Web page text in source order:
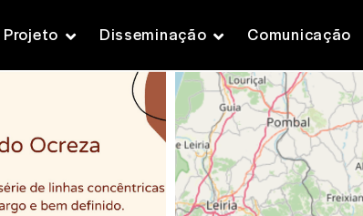
Projeto Disseminação Comunicação